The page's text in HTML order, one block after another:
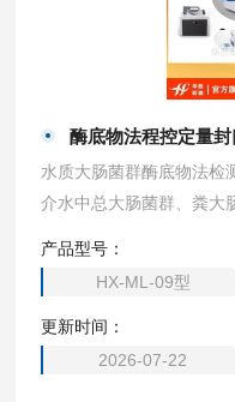
酶底物法程控定量
水质大肠菌群酶底物法检
介水中总大肠菌群、粪大
表水、地下水、食品水、
底物法程控定量封口机 符
产品型号：
HX-ML-09型
更新时间：
2026-07-22